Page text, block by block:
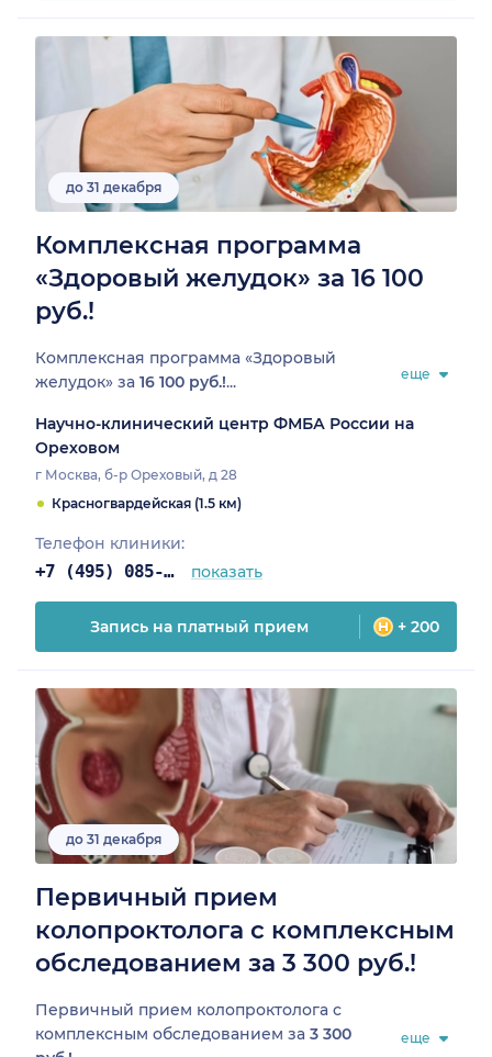
до 31 декабря
Комплексная программа
«Здоровый желудок» за 16 100
руб.!
Комплексная программа «Здоровый
желудок» за 16 100 руб.!... еще
Научно-клинический центр ФМБА России на
Ореховом
г Москва, б-р Ореховый, д 28
Красногвардейская (1.5 км)
Телефон клиники:
+7 (495) 085-25-03 показать
Запись на платный прием + 200
до 31 декабря
Первичный прием
колопроктолога с комплексным
обследованием за 3 300 руб.!
Первичный прием колопроктолога с
комплексным обследованием за 3 300
еще